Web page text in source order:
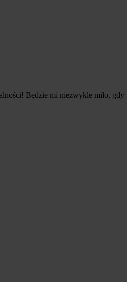
Będzie mi niezwykle miło,